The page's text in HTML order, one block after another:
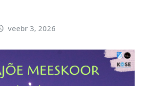
veebr 3, 2026